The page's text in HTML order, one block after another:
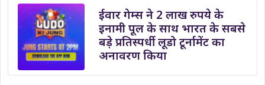
ईवार गेम्स ने 2 लाख रुपये के
इनामी पूल के साथ भारत के सबसे
बड़े प्रतिस्पर्धी लूडो टूर्नामेंट का
अनावरण किया